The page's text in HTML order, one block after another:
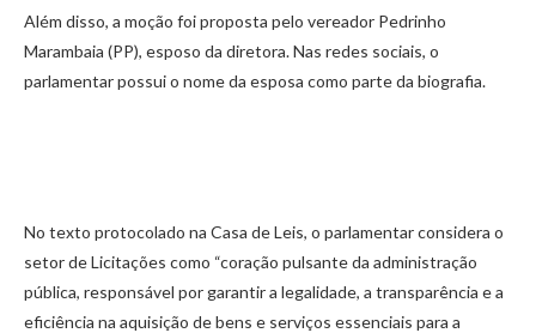
Além disso, a moção foi proposta pelo vereador Pedrinho
Marambaia (PP), esposo da diretora. Nas redes sociais, o
parlamentar possui o nome da esposa como parte da biografia.
No texto protocolado na Casa de Leis, o parlamentar considera o
setor de Licitações como “coração pulsante da administração
pública, responsável por garantir a legalidade, a transparência e a
eficiência na aquisição de bens e serviços essenciais para a